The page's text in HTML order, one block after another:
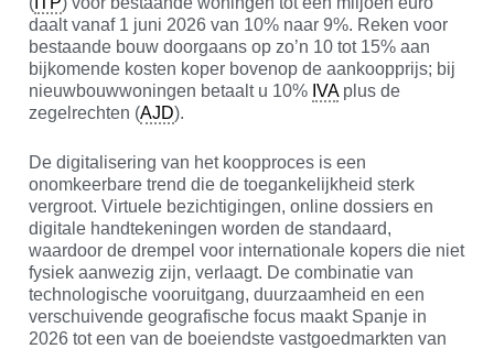
daalt vanaf 1 juni 2026 van 10% naar 9%. Reken voor
bestaande bouw doorgaans op zo’n 10 tot 15% aan
bijkomende kosten koper bovenop de aankoopprijs; bij
nieuwbouwwoningen betaalt u 10% IVAplus de
zegelrechten (AJD).
De digitalisering van het koopproces is een
onomkeerbare trend die de toegankelijkheid sterk
vergroot. Virtuele bezichtigingen, online dossiers en
digitale handtekeningen worden de standaard,
waardoor de drempel voor internationale kopers die niet
fysiek aanwezig zijn, verlaagt. De combinatie van
technologische vooruitgang, duurzaamheid en een
verschuivende geografische focus maakt Spanje in
2026 tot een van de boeiendste vastgoedmarkten van